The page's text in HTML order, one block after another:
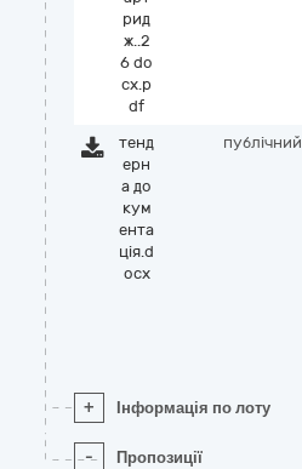
рид
ж..2
6 do
cx.p
df
тенд
ерн
а до
кум
ента
ція.d
ocx
публічний
+ Інформація по лоту
- Пропозиції